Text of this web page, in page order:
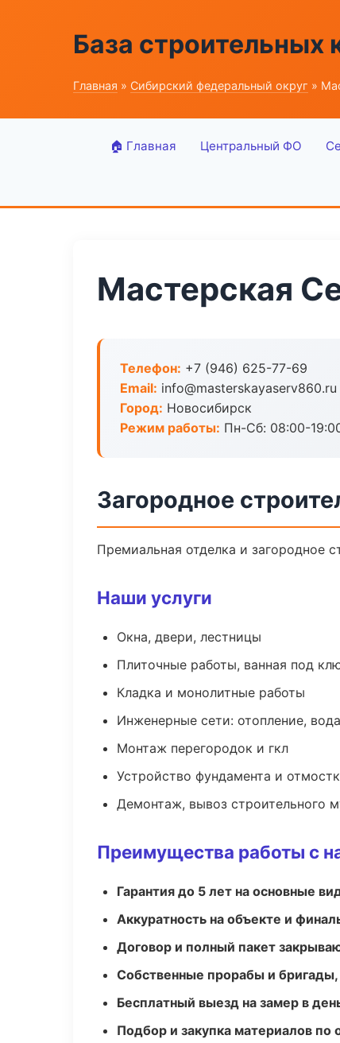
База строительных
Главная » Сибирский федеральный округ »
🏠 Главная Центральный ФО
Мастерская
Телефон: +7 (946) 625-77-69
Email: info@masterskayaserv860.ru
Город: Новосибирск
Режим работы: Пн-Сб: 08:00-
Загородное
Премиальная отделка и загородное
Наши услуги
Окна, двери, лестницы
Плиточные работы, ванная под
Кладка и монолитные работы
Инженерные сети: отопление,
Монтаж перегородок и гкл
Устройство фундамента и
Демонтаж, вывоз строительного
Преимущества работы с
Гарантия до 5 лет на основные
Аккуратность на объекте и
Договор и полный пакет
Собственные прорабы и
Бесплатный выезд на замер в
Подбор и закупка материалов